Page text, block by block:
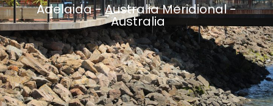
Adelaida -Australia Meridional -
Australia